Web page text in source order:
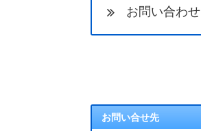
お問い合わせ
お問い合せ先